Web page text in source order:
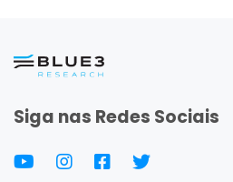
Siga nas Redes Sociais